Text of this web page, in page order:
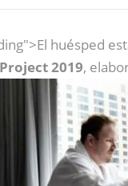
huésped
2019,